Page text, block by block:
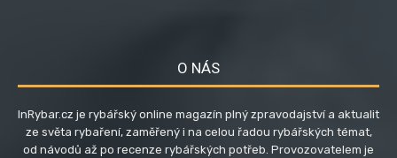
O NÁS
InRybar.cz je rybářský online magazín plný zpravodajství a aktualit
ze světa rybaření, zaměřený i na celou řadou rybářských témat,
od návodů až po recenze rybářských potřeb. Provozovatelem je